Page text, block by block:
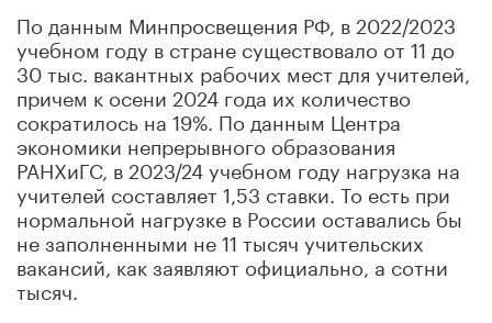
По данным Минпросвещения РФ, в 2022/2023
учебном году в стране существовало от 11 до
30 тыс. вакантных рабочих мест для учителей,
причем к осени 2024 года их количество
сократилось на 19%. По данным Центра
экономики непрерывного образования
РАНХиГС, в 2023/24 учебном году нагрузка на
учителей составляет 1,53 ставки. То есть при
нормальной нагрузке в России оставались бы
не заполненными не 11 тысяч учительских
вакансий, как заявляют официально, а сотни
тысяч.